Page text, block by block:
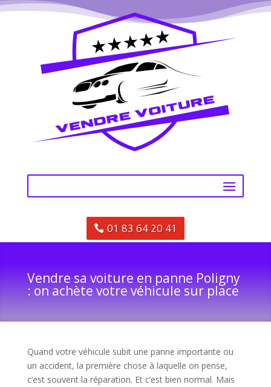
01 83 64 20 41
Vendre sa voiture en panne Poligny
: on achète votre véhicule sur place
Quand votre véhicule subit une panne importante ou
un accident, la première chose à laquelle on pense,
c’est souvent la réparation. Et c’est bien normal. Mais